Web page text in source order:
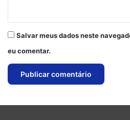
Salvar meus dados neste
eu comentar.